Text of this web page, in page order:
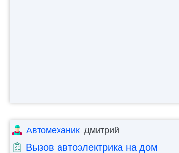
Автомеханик Дмитрий
Вызов автоэлектрика на дом